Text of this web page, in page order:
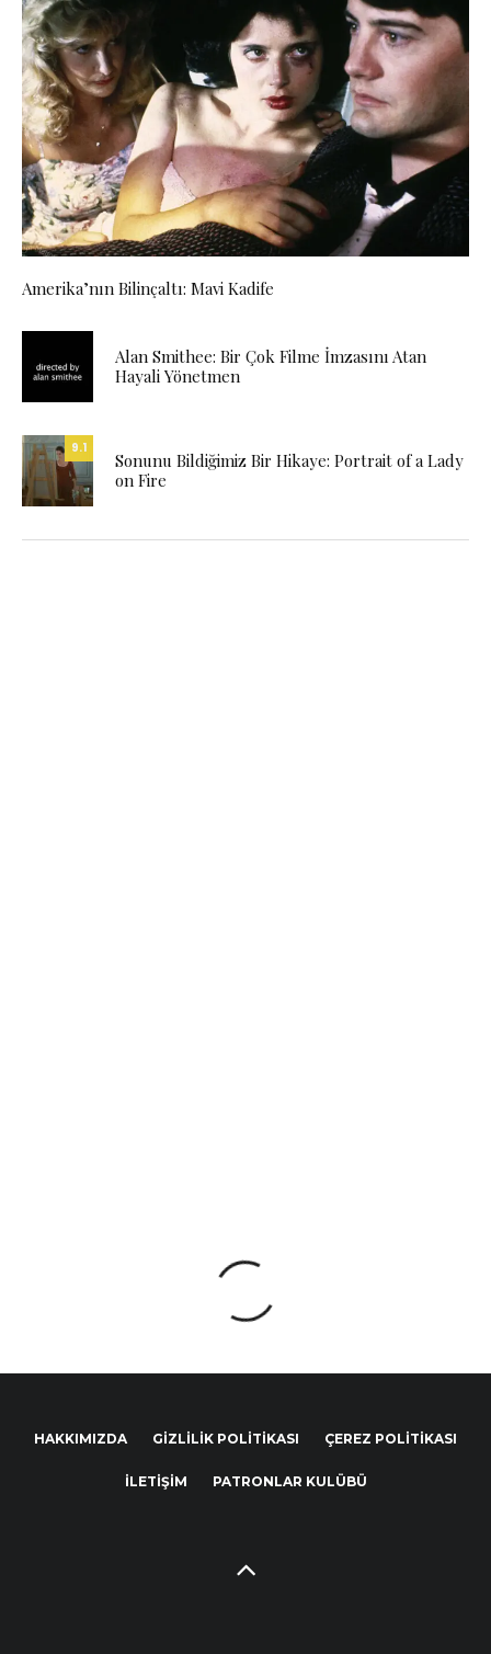
Amerika’nın Bilinçaltı: Mavi Kadife
Alan Smithee: Bir Çok Filme İmzasını Atan
Hayali Yönetmen
9.1
Sonunu Bildiğimiz Bir Hikaye: Portrait of a Lady
on Fire
HAKKIMIZDA GIZLILIK POLITIKASI ÇEREZ POLITIKASI
İLETIŞIM PATRONLAR KULÜBÜ